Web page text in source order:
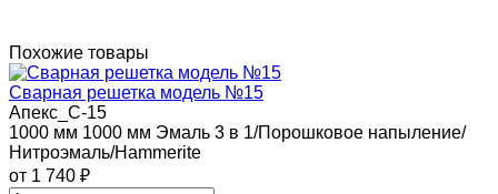
Похожие товары
Сварная решетка модель №15
Апекс_С-15
1000 мм 1000 мм Эмаль 3 в 1/Порошковое напыление/
Нитроэмаль/Hammerite
от 1 740 ₽